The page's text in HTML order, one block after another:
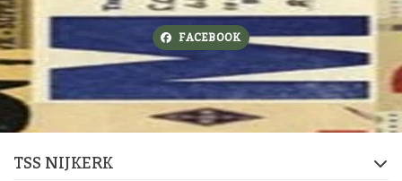
FACEBOOK
TSS NIJKERK